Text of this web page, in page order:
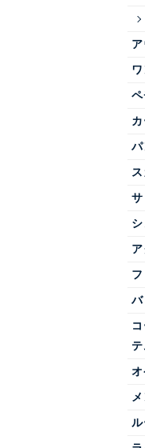
ペ
パ
サ